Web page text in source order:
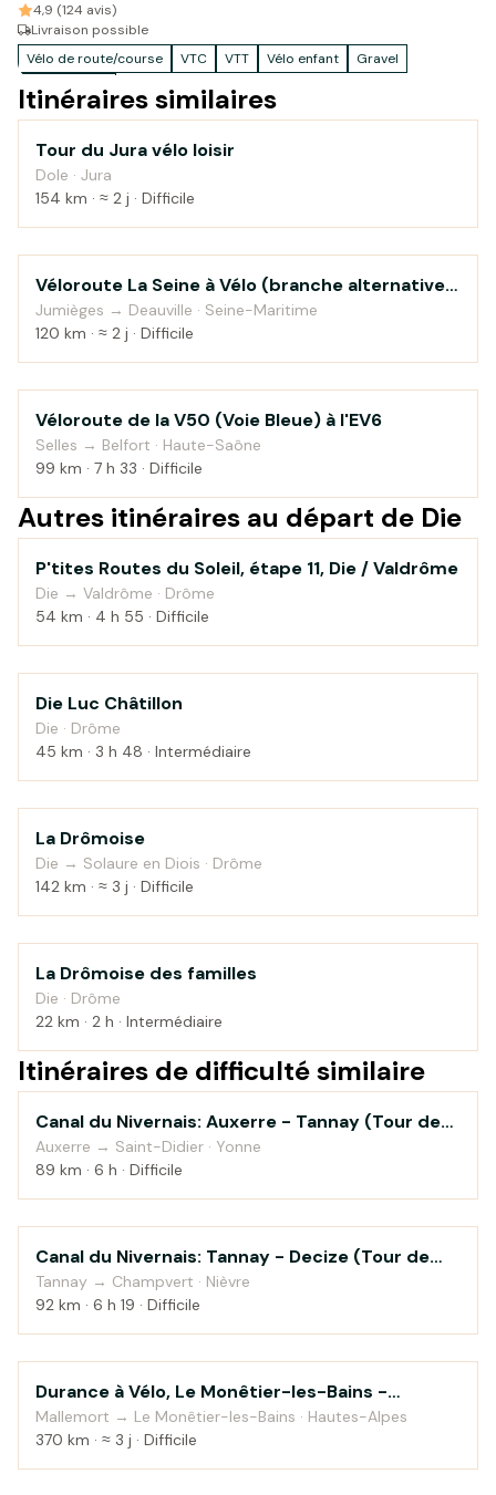
4,9 (124 avis)
Livraison possible
Vélo de route/course
VTC VTT Vélo enfant
Gravel
Accessoires
Itinéraires similaires
Montagne
Tour du Jura vélo loisir
Dole · Jura
154 km · ≈ 2 j · Difficile
Au fil de l'eau
Véloroute La Seine à Vélo (branche alternative
vers Honfleur)
Jumièges → Deauville · Seine-Maritime
120 km · ≈ 2 j · Difficile
Campagne
Véloroute de la V50 (Voie Bleue) à l'EV6
Selles → Belfort · Haute-Saône
99 km · 7 h 33 · Difficile
Autres itinéraires au départ de Die
Montagne
P'tites Routes du Soleil, étape 11, Die / Valdrôme
Die → Valdrôme · Drôme
54 km · 4 h 55 · Difficile
Montagne
Die Luc Châtillon
Die · Drôme
45 km · 3 h 48 · Intermédiaire
Montagne
La Drômoise
Die → Solaure en Diois · Drôme
142 km · ≈ 3 j · Difficile
Montagne
La Drômoise des familles
Die · Drôme
22 km · 2 h · Intermédiaire
Itinéraires de difficulté similaire
Au fil de l'eau
Canal du Nivernais: Auxerre - Tannay (Tour de
Bourgogne à vélo)
Auxerre → Saint-Didier · Yonne
89 km · 6 h · Difficile
Au fil de l'eau
Canal du Nivernais: Tannay - Decize (Tour de
Bourgogne à vélo)
Tannay → Champvert · Nièvre
92 km · 6 h 19 · Difficile
Au fil de l'eau
Durance à Vélo, Le Monêtier-les-Bains -
Sisteron
Mallemort → Le Monêtier-les-Bains · Hautes-Alpes
370 km · ≈ 3 j · Difficile